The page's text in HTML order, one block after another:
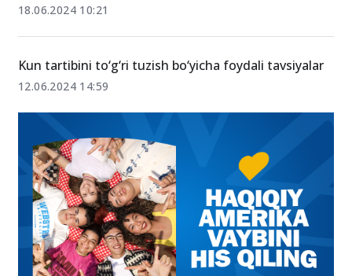
18.06.2024 10:21
Kun tartibini to‘g‘ri tuzish bo‘yicha foydali tavsiyalar
12.06.2024 14:59